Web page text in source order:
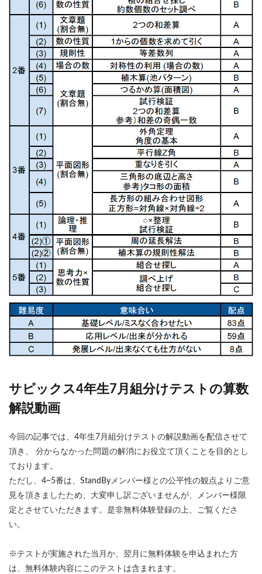
サピックス4年生7月組分けテストの算数
解説動画
今回の記事では、4年生7月組分けテストの解説動画を配信させて
頂き、 分からなかった問題の解消にお役立て頂くことを目的とし
ております。
ただし、4~5番は、StandByメンバー様との公平性の観点よりご意
見を頂きましたため、大変申し訳ございませんが、メンバー様限
定とさせていただきます。是非無料体験登録の上、ご覧くださ
い。
※テストが実施された当月か、翌月に無料体験を申込まれた方
は、無料体験内容にこのテストは含まれます。